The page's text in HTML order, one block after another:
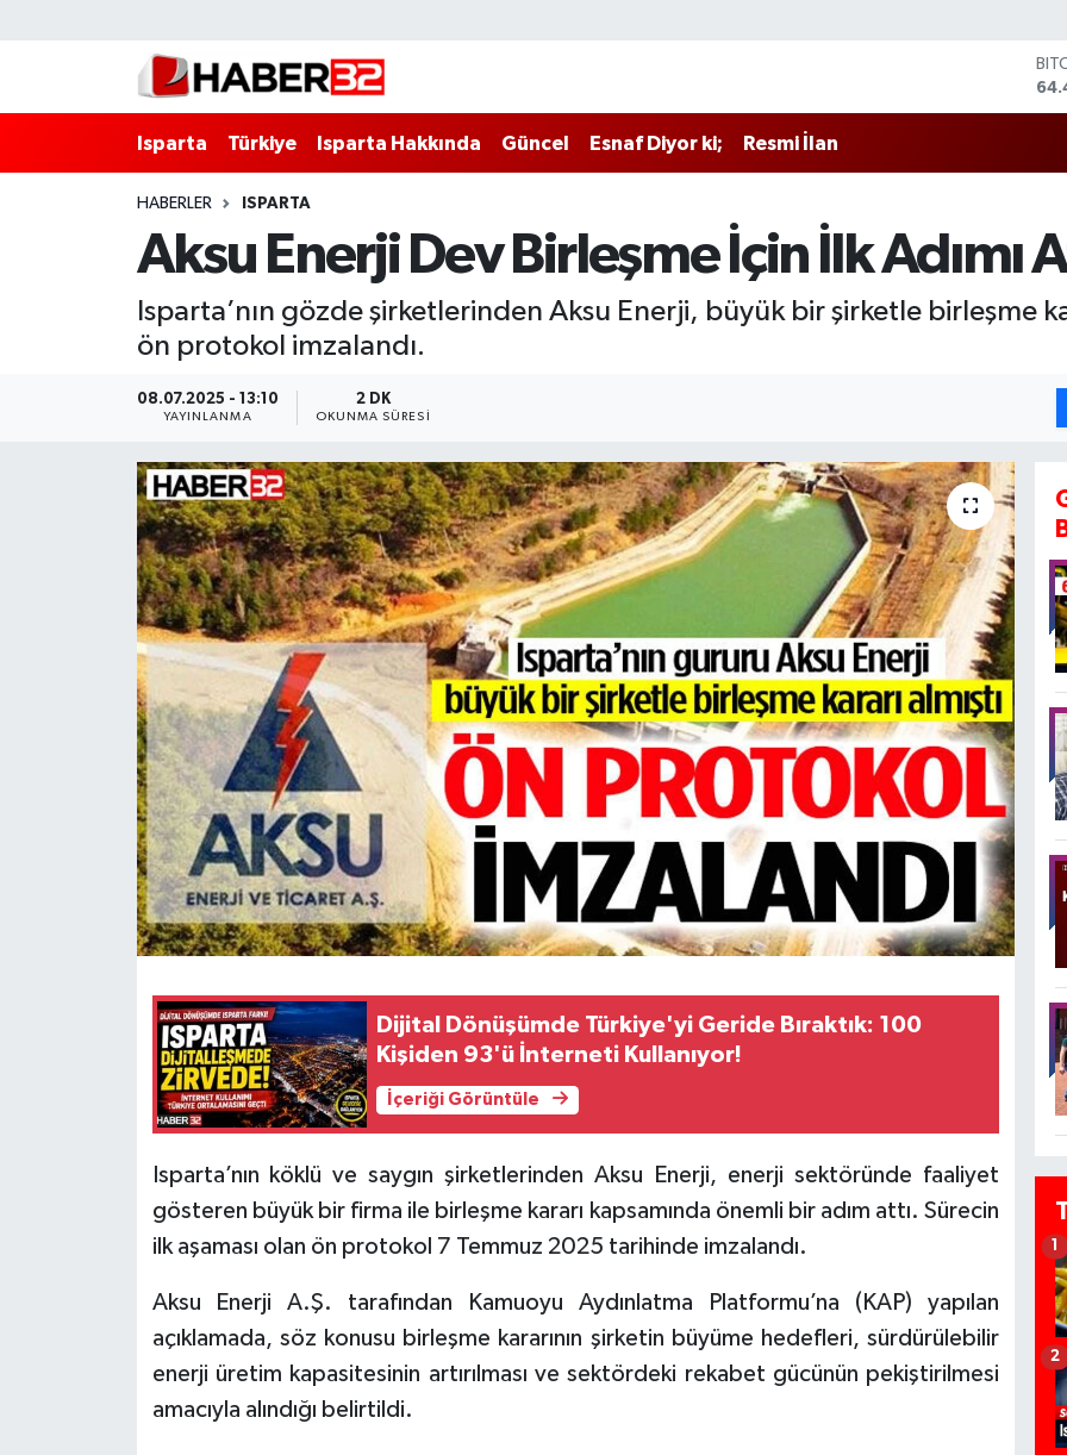
Isparta Türkiye Isparta Hakkında Güncel Esnaf Diyor ki; Resmi İlan
HABERLER ISPARTA
Aksu Enerji Dev Birleşme İçin İlk Adımı
Isparta’nın gözde şirketlerinden Aksu Enerji, büyük bir şirketle birleşme
ön protokol imzalandı.
08.07.2025 - 13:10
YAYINLANMA
2 DK
OKUNMA SÜRESI
Dijital Dönüşümde Türkiye'yi Geride Bıraktık: 100
Kişiden 93'ü İnterneti Kullanıyor!
İçeriği Görüntüle
Isparta’nın köklü ve saygın şirketlerinden Aksu Enerji, enerji sektöründe faaliyet
gösteren büyük bir firma ile birleşme kararı kapsamında önemli bir adım attı. Sürecin
ilk aşaması olan ön protokol 7 Temmuz 2025 tarihinde imzalandı.
Aksu Enerji A.Ş. tarafından Kamuoyu Aydınlatma Platformu’na (KAP) yapılan
açıklamada, söz konusu birleşme kararının şirketin büyüme hedefleri, sürdürülebilir
enerji üretim kapasitesinin artırılması ve sektördeki rekabet gücünün pekiştirilmesi
amacıyla alındığı belirtildi.
1
2
Isparta Hakkında
Esnaf Diyor ki;
BİLİM VE TEKNOLOJİ
HABERDE İNSAN
KÜLTÜR SANAT
MAGAZİN
POLİTİKA
RESMİ İLANLAR
Tarihi Yapılarımız
Isparta Nöbetçi Eczaneler
Isparta Hava Durumu
Isparta Trafik Yoğunluk Haritası
Süper Lig Puan Durumu ve Fikstür
Tüm Manşetler
Son Dakika Haberleri